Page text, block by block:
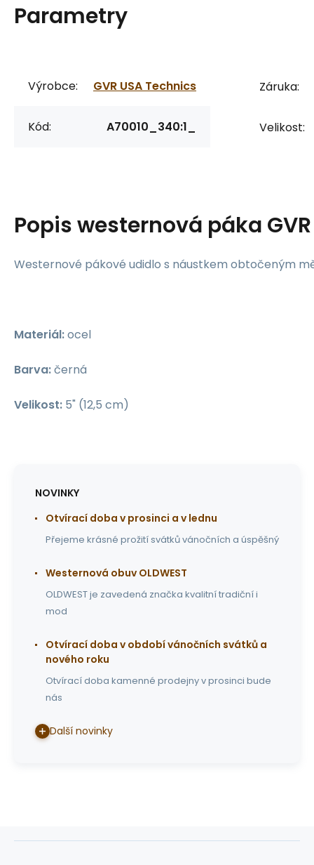
Parametry
Výrobce: GVR USA Technics
Kód: A70010_340:1_
Záruka:
Velikost:
Popiswesternová páka
Westernové pákové udidlo s náustkem obtočeným
Materiál:ocel
Barva:černá
Velikost: 5" (12,5 cm)
NOVINKY
Otvírací doba v prosinci a v lednu
Přejeme krásné prožití svátků vánočních a úspěšný
Westernová obuv OLDWEST
OLDWEST je zavedená značka kvalitní tradiční i
mod
Otvírací doba v období vánočních svátků a
nového roku
Otvírací doba kamenné prodejny v prosinci bude
nás
Další novinky